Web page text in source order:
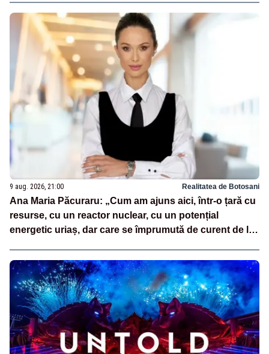
9 aug. 2026, 21:00 Realitatea de Botosani
Ana Maria Păcuraru: „Cum am ajuns aici, într-o țară cu
resurse, cu un reactor nuclear, cu un potențial
energetic uriaș, dar care se împrumută de curent de la